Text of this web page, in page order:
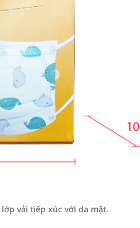
vải tiếp xúc với da mặt.